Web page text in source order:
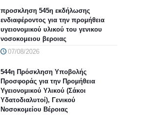
προσκληση 545η εκδήλωσης
ενδιαφέροντος για την προμήθεια
υγειονομικού υλικού του γενικου
νοσοκομειου βεροιας
07/08/2026
544η Πρόσκληση Υποβολής
Προσφοράς για την Προμήθεια
Υγειονομικού Υλικού (Σάκοι
Υδατοδιαλυτοί), Γενικού
Νοσοκομείου Βέροιας